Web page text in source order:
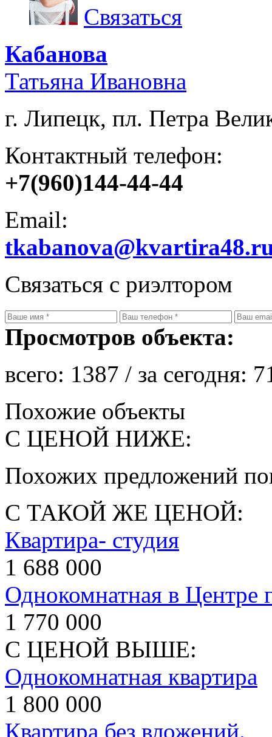
Связаться
Кабанова
Татьяна Ивановна
г. Липецк, пл. Петра
Контактный телефон:
+7(960)144-44-44
Email:
Связаться с риэлтором
Просмотров объекта:
всего: 1387 / за сегодня:
Похожие объекты
С ЦЕНОЙ НИЖЕ:
Похожих предложений
С ТАКОЙ ЖЕ ЦЕНОЙ:
Квартира- студия
1 688 000
Однокомнатная в Центре
1 770 000
С ЦЕНОЙ ВЫШЕ:
Однокомнатная квартира
1 800 000
Квартира без вложений.